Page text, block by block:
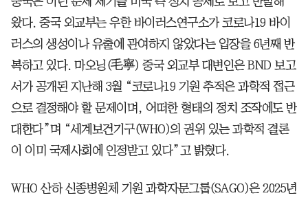
왔다. 중국 외교부는 우한 바이러스연구소가 코로나19 바이
러스의 생성이나 유출에 관여하지 않았다는 입장을 6년째 반
복하고 있다. 마오닝(毛寧) 중국 외교부 대변인은 BND 보고
서가 공개된 지난해 3월 “코로나19 기원 추적은 과학적 접근
으로 결정해야 할 문제이며, 어떠한 형태의 정치 조작에도 반
대한다”며 “세계보건기구(WHO)의 권위 있는 과학적 결론
이 이미 국제사회에 인정받고 있다”고 밝혔다.
WHO 산하 신종병원체 기원 과학자문그룹(SAGO)은 2025년